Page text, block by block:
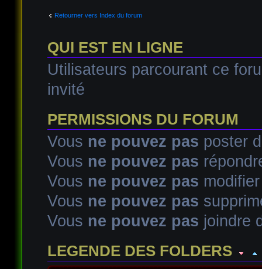
Retourner vers Index du forum
QUI EST EN LIGNE
Utilisateurs parcourant ce
invité
PERMISSIONS DU FORUM
Vous ne pouvez pas poster
Vous ne pouvez pas
Vous ne pouvez pas
Vous ne pouvez pas
Vous ne pouvez pas joindre
LEGENDE DES FOLDERS